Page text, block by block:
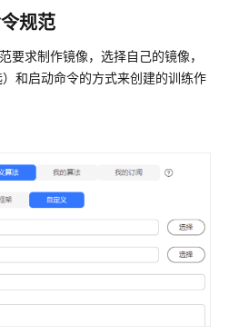
规范
要求制作镜像，选择自己的镜像，
和启动命令的方式来创建的训练作